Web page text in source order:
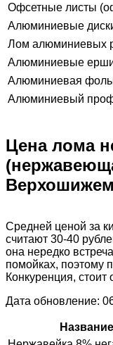
Офсетные листы
Алюминиевые
Лом алюминиевых
Алюминиевые
Алюминиевая
Алюминиевый
Цена лома
Средней ценой за
считают 30-40
она нередко
помойках, поэтому
Конкуренция, стоит
Дата обновление: